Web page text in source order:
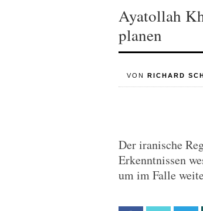
Ayatollah
planen
VON RICHARD
Der iranische
Erkenntnissen
um im Falle